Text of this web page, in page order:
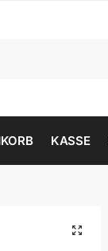
KASSE